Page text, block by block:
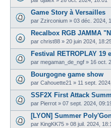
Game Story à Versailles
par Zzirconium » 03 déc. 2024,
Recalbox RGB JAMMA
par christ88 » 20 juin 2024,
Festival RETROPLAY 19
par megaman_de_ngf » 16 oct.
Bourgogne game show
par Cahouette21 » 11 sept.
SSF2X First Attack
par Pierrot » 07 sept. 2024,
[LYON] Summer
par KingKK75 » 08 juil. 2024,